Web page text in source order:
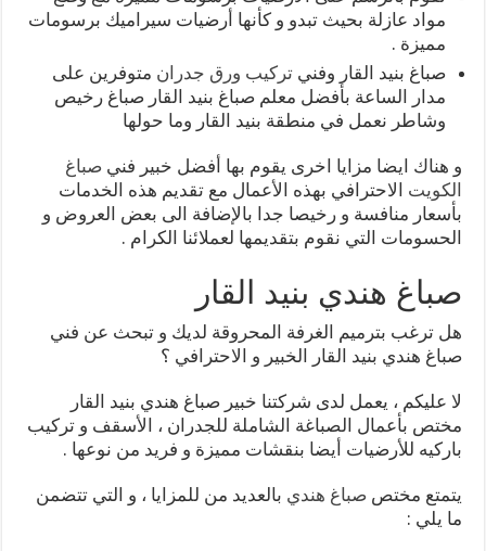
مواد عازلة بحيث تبدو و كأنها أرضيات سيراميك برسومات
مميزة .
صباغ بنيد القار وفنيتركيب ورق جدران متوفرين على
مدار الساعة بأفضل معلم صباغ بنيد القار صباغ رخيص
وشاطر نعمل في منطقة بنيد القار وما حولها
و هناك ايضا مزايا اخرى يقوم بها أفضل خبير فنيصباغ
الكويت الاحترافي بهذه الأعمال مع تقديم هذه الخدمات
بأسعار منافسة و رخيصا جدا بالإضافة الى بعض العروض و
الحسومات التي نقوم بتقديمها لعملائنا الكرام .
صباغ هندي بنيد القار
هل ترغب بترميم الغرفة المحروقة لديك و تبحث عن فني
صباغ هندي بنيد القار الخبير و الاحترافي ؟
لا عليكم ، يعمل لدى شركتنا خبير صباغ هندي بنيد القار
مختص بأعمال الصباغة الشاملة للجدران ، الأسقف و تركيب
باركيه للأرضيات أيضا بنقشات مميزة و فريد من نوعها .
يتمتع مختصصباغ هندي بالعديد من للمزايا ، و التي تتضمن
ما يلي :